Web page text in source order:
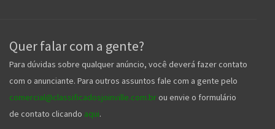
Quer falar com a gente?
Para dúvidas sobre qualquer anúncio, você deverá fazer contato
com o anunciante. Para outros assuntos fale com a gente pelo
comercial@classificadosjoinville.com.br ou envie o formulário
de contato clicando aqui.